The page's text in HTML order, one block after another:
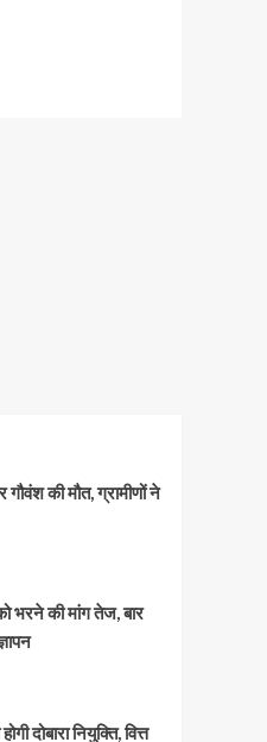
की मौत, ग्रामीणों ने
भरने की मांग तेज, बार
दोबारा नियुक्ति, वित्त